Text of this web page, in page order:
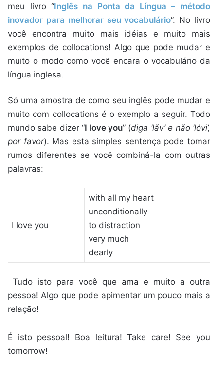
meu livro “Inglês na Ponta da Língua – método
inovador para melhorar seu vocabulário”. No livro
você encontra muito mais idéias e muito mais
exemplos de collocations! Algo que pode mudar e
muito o modo como você encara o vocabulário da
língua inglesa.
Só uma amostra de como seu inglês pode mudar e
muito com collocations é o exemplo a seguir. Todo
mundo sabe dizer “I love you” (diga ‘lãv’ e não ‘lóvi’,
por favor). Mas esta simples sentença pode tomar
rumos diferentes se você combiná-la com outras
palavras:
I love you
with all my heart
unconditionally
to distraction
very much
dearly
Tudo isto para você que ama e muito a outra
pessoa! Algo que pode apimentar um pouco mais a
relação!
É isto pessoal! Boa leitura! Take care! See you
tomorrow!